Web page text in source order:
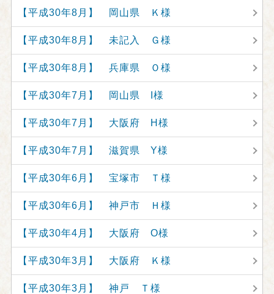
【平成30年8月】 岡山県 Ｋ様
【平成30年8月】 未記入 Ｇ様
【平成30年8月】 兵庫県 Ｏ様
【平成30年7月】 岡山県 I様
【平成30年7月】 大阪府 H様
【平成30年7月】 滋賀県 Y様
【平成30年6月】 宝塚市 Ｔ様
【平成30年6月】 神戸市 Ｈ様
【平成30年4月】 大阪府 O様
【平成30年3月】 大阪府 Ｋ様
【平成30年3月】 神戸 Ｔ様